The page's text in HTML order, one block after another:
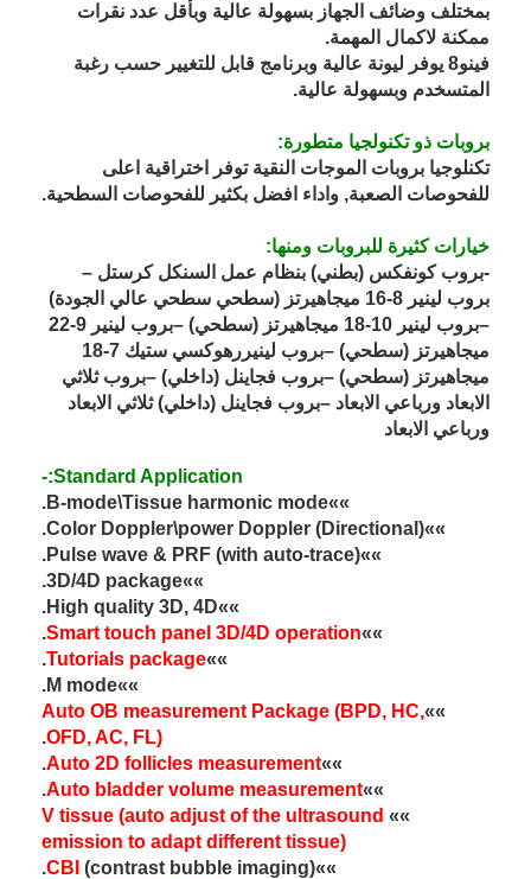
بمختلف وضائف الجهاز بسهولة عالية وبأقل عدد نقرات
ممكنة لاكمال المهمة.
فينو8 يوفر ليونة عالية وبرنامج قابل للتغيير حسب رغبة
المتسخدم وبسهولة عالية.
بروبات ذو تكنولجيا متطورة:
تكنلوجيا بروبات الموجات النقية توفر اختراقية اعلى
للفحوصات الصعبة, واداء افضل بكثير للفحوصات السطحية.
خيارات كثيرة للبروبات ومنها:
-بروب كونفكس (بطني) بنظام عمل السنكل كرستل –
بروب لينير 8-16 ميجاهيرتز (سطحي سطحي عالي الجودة)
–بروب لينير 10-18 ميجاهيرتز (سطحي) –بروب لينير 9-22
ميجاهيرتز (سطحي) –بروب لينيررهوكسي ستيك 7-18
ميجاهيرتز (سطحي) –بروب فجاينل (داخلي) –بروب ثلاثي
الابعاد ورباعي الابعاد –بروب فجاينل (داخلي) ثلاثي الابعاد
ورباعي الابعاد
Standard Application:-
»»B-mode\Tissue harmonic mode.
»»Color Doppler\power Doppler (Directional).
»»Pulse wave & PRF (with auto-trace).
»»3D/4D package.
»»High quality 3D, 4D.
»»
Smart touch panel 3D/4D operation
.
»»
Tutorials package
.
»»M mode.
»»
Auto OB measurement Package (BPD, HC,
OFD, AC, FL)
.
»»
Auto 2D follicles measurement
.
»»
Auto bladder volume measurement
.
»»
V tissue (auto adjust of the ultrasound
emission to adapt different tissue)
»»
CBI (contrast bubble imaging).